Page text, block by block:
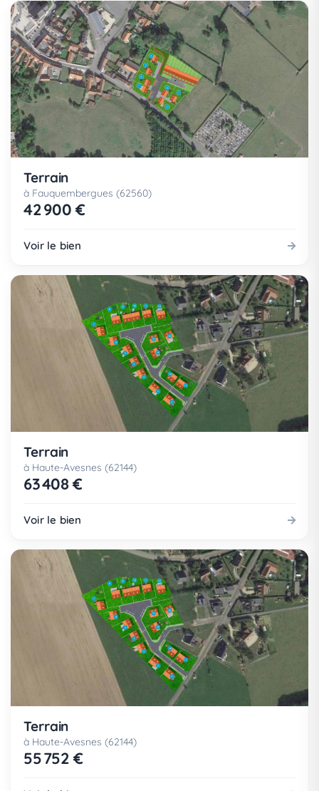
Terrain
à Fauquembergues (62560)
42 900 €
Voir le bien
Terrain
à Haute-Avesnes (62144)
63 408 €
Voir le bien
Terrain
à Haute-Avesnes (62144)
55 752 €